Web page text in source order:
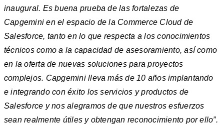
inaugural. Es buena prueba de las fortalezas de
Capgemini en el espacio de la Commerce Cloud de
Salesforce, tanto en lo que respecta a los conocimientos
técnicos como a la capacidad de asesoramiento, así como
en la oferta de nuevas soluciones para proyectos
complejos. Capgemini lleva más de 10 años implantando
e integrando con éxito los servicios y productos de
Salesforce y nos alegramos de que nuestros esfuerzos
sean realmente útiles y obtengan reconocimiento por ello”.